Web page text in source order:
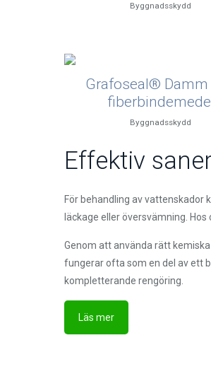
Byggnadsskydd
Grafoseal® Damm
Byggnadsskydd
Effektiv
För behandling av
läckage eller översvämning.
Genom att använda rätt
fungerar ofta som en del av ett
kompletterande rengöring.
Rätt
Läs mer